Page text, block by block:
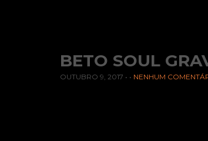
BETO SOUL
OUTUBRO 9, 2017 • • NENHUM